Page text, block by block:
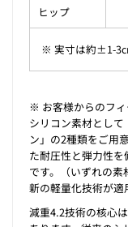
ヒップ
※ 実寸は約±1-
※ お客様からのフィ
シリコン素材とし
ン」の2種類をご用
た耐圧性と弾力性
です。（いずれの
新の軽量化技術が適
減重4.2技術の核心